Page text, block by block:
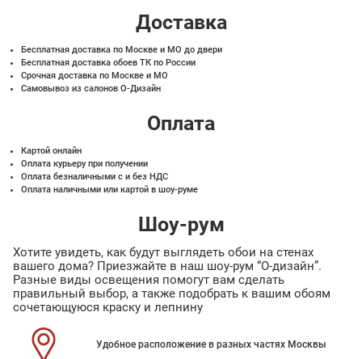
Доставка
Бесплатная доставка по Москве и МО до двери
Бесплатная доставка обоев ТК по России
Срочная доставка по Москве и МО
Самовывоз из салонов О-Дизайн
Оплата
Картой онлайн
Оплата курьеру при получении
Оплата безналичными с и без НДС
Оплата наличными или картой в шоу-руме
Шоу-рум
Хотите увидеть, как будут выглядеть обои на стенах
вашего дома? Приезжайте в наш шоу-рум “О-дизайн”.
Разные виды освещения помогут вам сделать
правильный выбор, а также подобрать к вашим обоям
сочетающуюся краску и лепнину
Удобное расположение в разных частях Москвы